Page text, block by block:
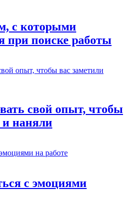
с которыми
при поиске работы
свой опыт, чтобы
и наняли
с эмоциями